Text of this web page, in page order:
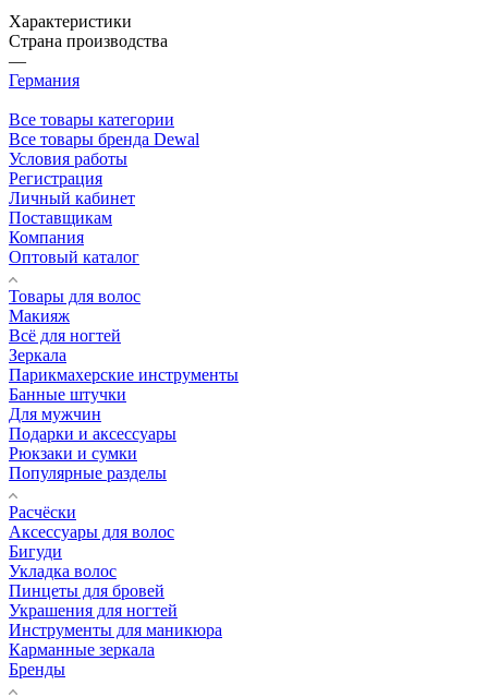
Характеристики
Страна производства
—
Германия
Все товары категории
Все товары бренда Dewal
Условия работы
Регистрация
Личный кабинет
Поставщикам
Компания
Оптовый каталог
Товары для волос
Макияж
Всё для ногтей
Зеркала
Парикмахерские инструменты
Банные штучки
Для мужчин
Подарки и аксессуары
Рюкзаки и сумки
Популярные разделы
Расчёски
Аксессуары для волос
Бигуди
Укладка волос
Пинцеты для бровей
Украшения для ногтей
Инструменты для маникюра
Карманные зеркала
Бренды